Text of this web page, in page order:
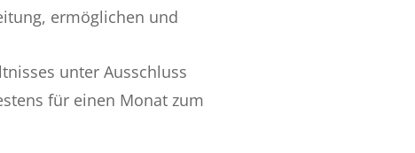
ermöglichen und
unter Ausschluss
für einen Monat zum